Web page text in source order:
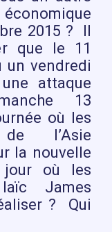
2015 ? Il
que le 11
un vendredi
attaque
13
où les
l’Asie
la nouvelle
où les
James
? Qui